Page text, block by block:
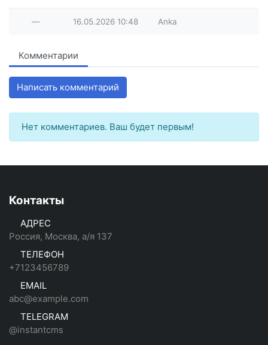
— 16.05.2026 10:48 Anka
Комментарии
Написать комментарий
Нет комментариев. Ваш будет первым!
Контакты
АДРЕС
Россия, Москва, а/я 137
ТЕЛЕФОН
+7123456789
EMAIL
abc@example.com
TELEGRAM
@instantcms